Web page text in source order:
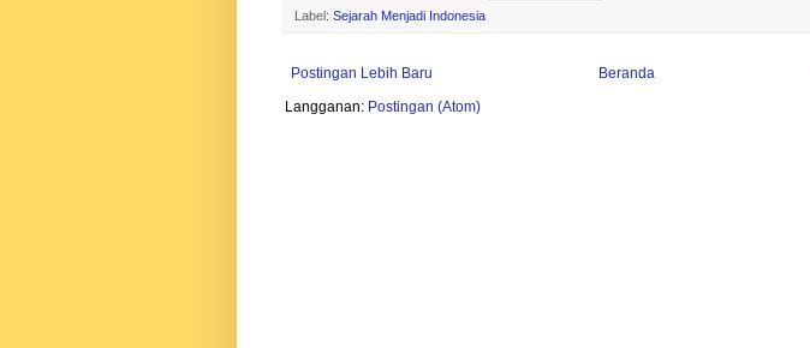
Label: Sejarah Menjadi Indonesia
Postingan Lebih Baru
Beranda
Langganan: Postingan (Atom)